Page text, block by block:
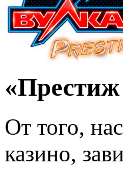
От того,
казино,